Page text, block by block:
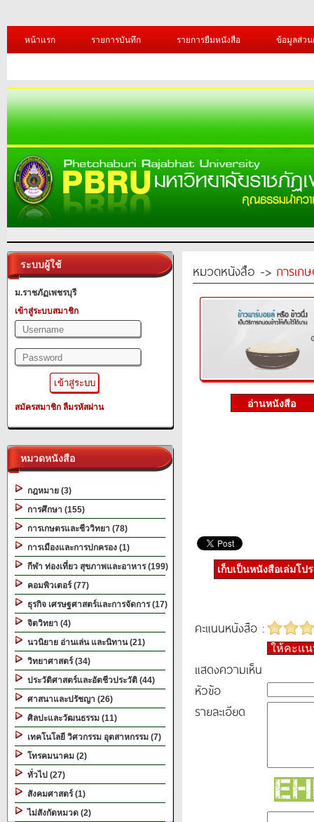
หน้าแรก รายการบันทึก รายการยืมหนังสือ ข้อมูลส่ว
ระบบผู้ใช้
ม.ราชภัฏเพชรบุรี
เข้าสู่ระบบสมาชิก
สมัครสมาชิก ลืมรหัสผ่าน
หมวดหนังสือ
กฎหมาย (3)
การศึกษา (155)
การเกษตรและชีววิทยา (78)
การเมืองและการปกครอง (1)
กีฬา ท่องเที่ยว สุขภาพและอาหาร (199)
คอมพิวเตอร์ (77)
ธุรกิจ เศรษฐศาสตร์และการจัดการ (17)
จิตวิทยา (4)
นวนิยาย อ่านเล่น และนิทาน (21)
วิทยาศาสตร์ (34)
ประวัติศาสตร์และอัตชีวประวัติ (44)
ศาสนาและปรัชญา (26)
ศิลปะและวัฒนธรรม (11)
เทคโนโลยี วิศวกรรม อุตสาหกรรม (7)
โทรคมนาคม (2)
ทั่วไป (27)
สังคมศาสตร์ (1)
ไม่สังกัดหมวด (2)
หมวดหนังสือ -> การเก
เก็บเป็นหนังสือเล่มโป
คะแนนหนังสือ :
ให้คะแ
แสดงความเห็น
หัวข้อ
รายละเอียด